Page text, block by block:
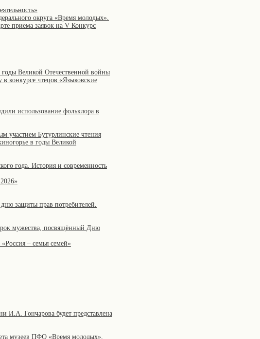
округа «Время молодых».
приема заявок на V Конкурс
Великой Отечественной войны
в конкурсе чтецов «Языковские
использование фольклора в
участием Бутурлинские чтения
в годы Великой
года. История и современность
защиты прав потребителей.
мужества, посвящённый Дню
– семья семей»
И.А. Гончарова будет представлена
музеев ПФО «Время молодых».